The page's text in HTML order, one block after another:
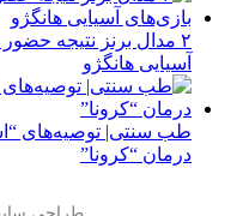
آسیایی هانگژو
طب سنتی| توصیه‌‌های
درمان “کرونا”